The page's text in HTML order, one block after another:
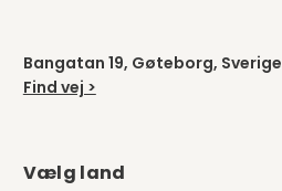
Bangatan 19, Gøteborg, Sverige
Find vej >
Vælg land